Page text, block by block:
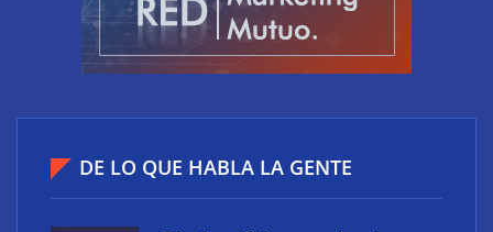
flotas comerciales en España
DE LO QUE HABLA LA GENTE